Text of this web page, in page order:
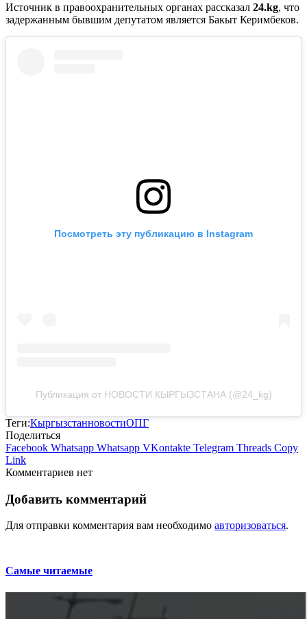
Источник в правоохранительных органах рассказал 24.kg, что
задержанным бывшим депутатом является Бакыт Керимбеков.
Посмотреть эту публикацию в Instagram
Публикация от НОВОСТИ КЫРГЫЗСТАНА (@24_kg)
Теги:КыргызстанновостиОПГ
Поделиться
Facebook Whatsapp Whatsapp VKontakte Telegram Threads Copy
Link
Комментариев нет
Добавить комментарий
Для отправки комментария вам необходимо авторизоваться.
Самые читаемые